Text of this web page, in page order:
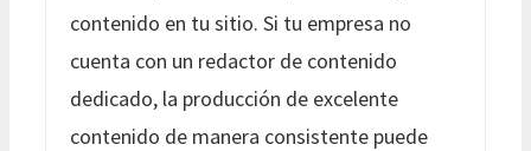
contenido en tu sitio. Si tu empresa no
cuenta con un redactor de contenido
dedicado, la producción de excelente
contenido de manera consistente puede